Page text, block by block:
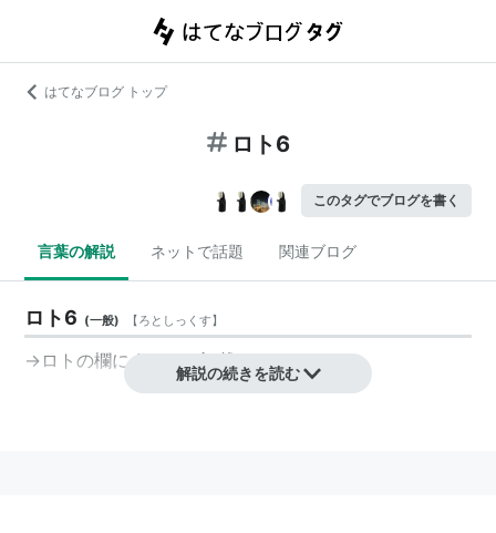
はてなブログ トップ
ロト6
このタグでブログを書く
言葉の解説 ネットで話題 関連ブログ
ロト6 (一般) 【ろとしっくす】
→ ロトの欄にまとめて記載しています
解説の続きを読む